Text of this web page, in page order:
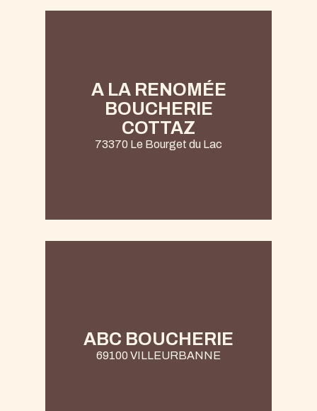
A LA RENOMÉE
BOUCHERIE
COTTAZ
73370 Le Bourget du Lac
ABC BOUCHERIE
69100 VILLEURBANNE